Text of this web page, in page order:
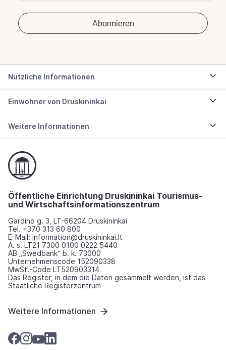
Nützliche Informationen
Einwohner von Druskininkai
Weitere Informationen
Öffentliche Einrichtung Druskininkai Tourismus-
und Wirtschaftsinformationszentrum
Gardino g. 3, LT-66204 Druskininkai
Tel. +370 313 60 800
E-Mail: information@druskininkai.lt
A. s. LT21 7300 0100 0222 5440
AB „Swedbank“ b. k. 73000
Unternehmenscode 152090338
MwSt.-Code LT520903314
Das Register, in dem die Daten gesammelt werden, ist das
Staatliche Registerzentrum
Weitere Informationen